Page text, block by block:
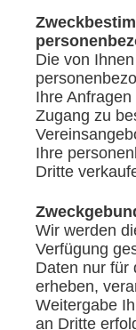
Die von
Ihre
Zugang zu
Ihre
Dritte
Wir werden
Verfügung
Daten nur für
erheben,
Weitergabe
an Dritte